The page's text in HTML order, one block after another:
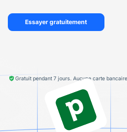
Essayer gratuitement
Gratuit pendant 7 jours. Aucune carte